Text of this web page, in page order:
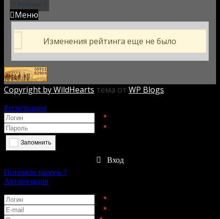
Рейтинг 0
Меню
Изменения рейтинга еще не было
Copyright by WildHearts тема от WP Blogs
Регистрация
*
*
Запомнить
Вход
Потеряли пароль ?
Авторизация
*
*